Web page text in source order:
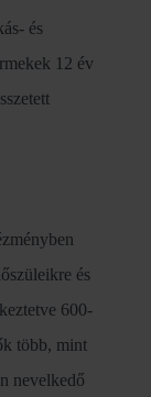
és
12 év
és
600-
több, mint
nevelkedő